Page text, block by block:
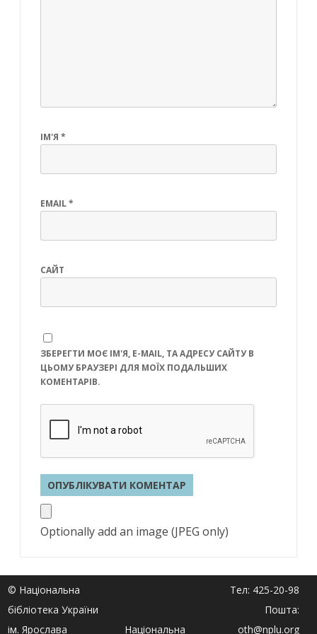
ІМ'Я *
EMAIL*
САЙТ
ЗБЕРЕГТИ МОЄ ІМ'Я, E-MAIL, ТА АДРЕСУ САЙТУ В
ЦЬОМУ БРАУЗЕРІ ДЛЯ МОЇХ ПОДАЛЬШИХ
КОМЕНТАРІВ.
Optionally add an image (JPEG only)
© Національна
бібліотека України
ім. Ярослава
Національна
Тел: 425-20-98
Пошта:
oth@nplu.org